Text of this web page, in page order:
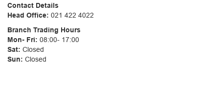
Contact Details
Head Office: 021 422 4022
Branch Trading Hours
Mon- Fri: 08:00- 17:00
Sat: Closed
Sun: Closed